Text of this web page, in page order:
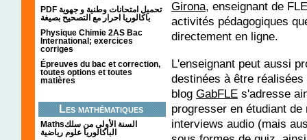
PDF تحميل امتحانات وطنية و جهوية
باكالوريا احرار مع التصحيح بصيغة
Physique Chimie 2AS Bac
International; exercices
corriges
Épreuves du bac et correction,
toutes options et toutes
matières
Les mathématiques
Mathsالسنة الأولى من سلك
الباكالوريا علوم رياضية
Girona, enseignant de
activités pédagogiques
directement en ligne.
L'enseignant peut aussi
destinées à être
blog GabFLE s'adresse
progresser en étudiant
interviews audio (mais